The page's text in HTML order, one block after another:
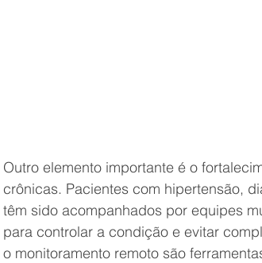
Outro elemento importante é o
crônicas. Pacientes com hipertensão,
têm sido acompanhados por equipes
para controlar a condição e evitar
o monitoramento remoto são